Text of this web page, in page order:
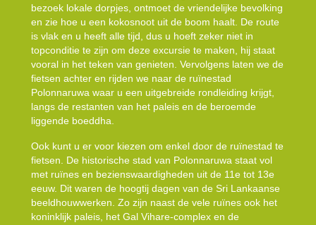
bezoek lokale dorpjes, ontmoet de vriendelijke bevolking
en zie hoe u een kokosnoot uit de boom haalt. De route
is vlak en u heeft alle tijd, dus u hoeft zeker niet in
topconditie te zijn om deze excursie te maken, hij staat
vooral in het teken van genieten. Vervolgens laten we de
fietsen achter en rijden we naar de ruïnestad
Polonnaruwa waar u een uitgebreide rondleiding krijgt,
langs de restanten van het paleis en de beroemde
liggende boeddha.
Ook kunt u er voor kiezen om enkel door de ruïnestad te
fietsen. De historische stad van Polonnaruwa staat vol
met ruïnes en bezienswaardigheden uit de 11e tot 13e
eeuw. Dit waren de hoogtij dagen van de Sri Lankaanse
beeldhouwwerken. Zo zijn naast de vele ruïnes ook het
koninklijk paleis, het Gal Vihare-complex en de